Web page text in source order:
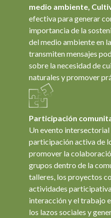
medio ambiente,
efectiva para generar
importancia de la
del medio ambiente en
transmiten mensajes
sobre la necesidad de
naturales y promover
Participación
Un evento intersectorial
participación activa de
promover la
grupos dentro de la
talleres, los proyectos
actividades
interacción y el trabajo
los lazos sociales y